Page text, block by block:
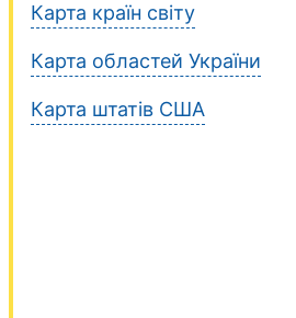
Карта країн світу
Карта областей України
Карта штатів США